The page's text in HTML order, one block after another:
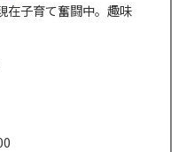
在子育て奮闘中。趣味